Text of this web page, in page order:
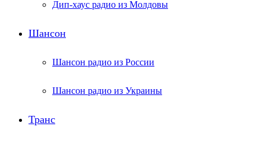
Дип-хаус радио из Молдовы
Шансон
Шансон радио из России
Шансон радио из Украины
Транс